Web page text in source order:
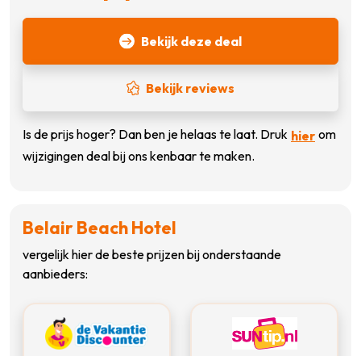
Bekijk deze deal
Bekijk reviews
Is de prijs hoger? Dan ben je helaas te laat. Druk hier om
wijzigingen deal bij ons kenbaar te maken.
Belair Beach Hotel
vergelijk hier de beste prijzen bij onderstaande
aanbieders: